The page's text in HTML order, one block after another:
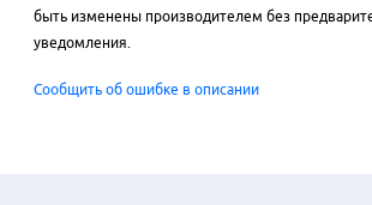
быть изменены производителем без
уведомления.
Сообщить об ошибке в описании